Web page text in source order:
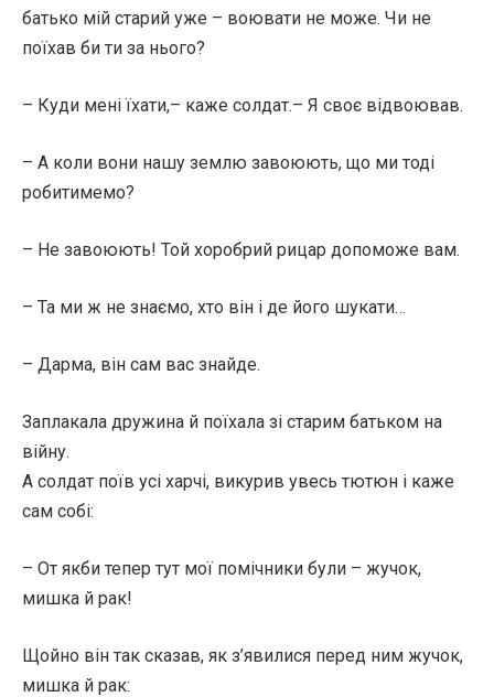
батько мій старий уже – воювати не може. Чи не
поїхав би ти за нього?
– Куди мені їхати,– каже солдат.– Я своє відвоював.
– А коли вони нашу землю завоюють, що ми тоді
робитимемо?
– Не завоюють! Той хоробрий рицар допоможе вам.
– Та ми ж не знаємо, хто він і де його шукати…
– Дарма, він сам вас знайде.
Заплакала дружина й поїхала зі старим батьком на
війну.
А солдат поїв усі харчі, викурив увесь тютюн і каже
сам собі:
– От якби тепер тут мої помічники були – жучок,
мишка й рак!
Щойно він так сказав, як з’явилися перед ним жучок,
мишка й рак: